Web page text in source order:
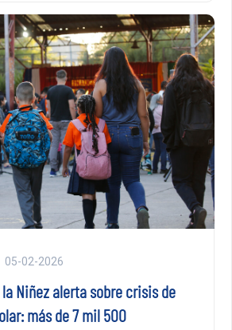
05-02-2026
Niñez alerta sobre crisis de
más de 7 mil 500